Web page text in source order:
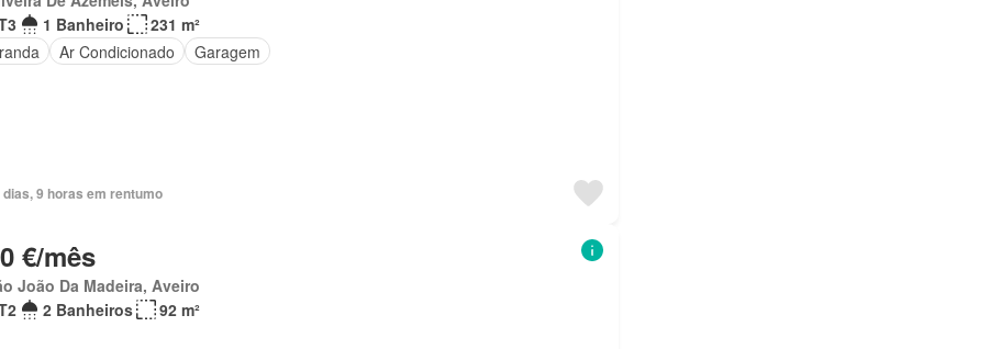
1 Banheiro
231 m²
Ar Condicionado Garagem
dias, 9 horas em rentumo
€/mês
João Da Madeira, Aveiro
2 Banheiros 92 m²